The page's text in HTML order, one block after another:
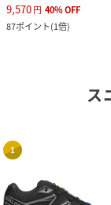
9,570円 40%OFF
87ポイント(1倍)
ス
1